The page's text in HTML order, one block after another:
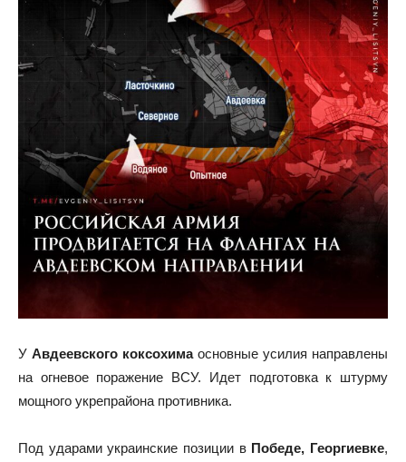
У Авдеевского коксохимаосновные усилия направлены
на огневое поражение ВСУ. Идет подготовка к штурму
мощного укрепрайона противника.
Под ударами украинские позиции в Победе, Георгиевке,